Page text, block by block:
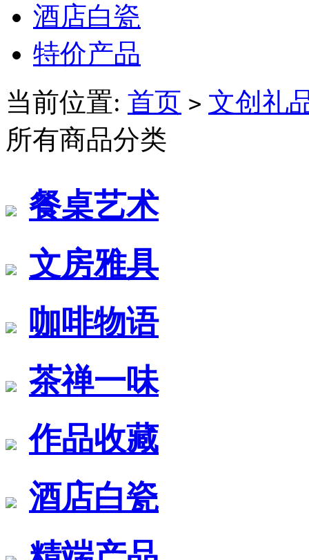
酒店白瓷
特价产品
当前位置: 首页 > 文创礼
所有商品分类
餐桌艺术
文房雅具
咖啡物语
茶禅一味
作品收藏
酒店白瓷